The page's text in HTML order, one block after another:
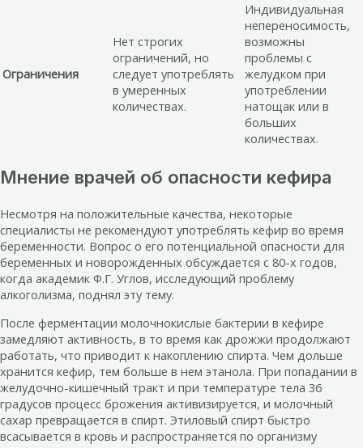
Ограничения
Нет строгих
ограничений, но
следует употреблять
в умеренных
количествах.
Индивидуальная
непереносимость,
возможны
проблемы с
желудком при
употреблении
натощак или в
больших
количествах.
Мнение врачей об опасности кефира
Несмотря на положительные качества, некоторые
специалисты не рекомендуют употреблять кефир во время
беременности. Вопрос о его потенциальной опасности для
беременных и новорожденных обсуждается с 80-х годов,
когда академик Ф.Г. Углов, исследующий проблему
алкоголизма, поднял эту тему.
После ферментации молочнокислые бактерии в кефире
замедляют активность, в то время как дрожжи продолжают
работать, что приводит к накоплению спирта. Чем дольше
хранится кефир, тем больше в нем этанола. При попадании в
желудочно-кишечный тракт и при температуре тела 36
градусов процесс брожения активизируется, и молочный
сахар превращается в спирт. Этиловый спирт быстро
всасывается в кровь и распространяется по организму